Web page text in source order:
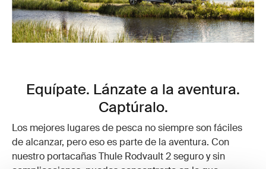
Equípate. Lánzate a la aventura.
Captúralo.
Los mejores lugares de pesca no siempre son fáciles
de alcanzar, pero eso es parte de la aventura. Con
nuestro portacañas Thule Rodvault 2 seguro y sin